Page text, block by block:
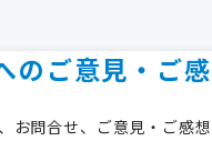
のご意見・ご
お問合せ、ご意見・ご感